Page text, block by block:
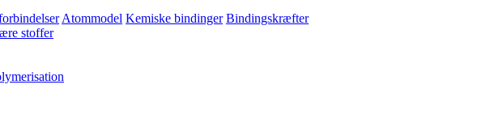
Atommodel Kemiske bindinger Bindingskræfter
stoffer